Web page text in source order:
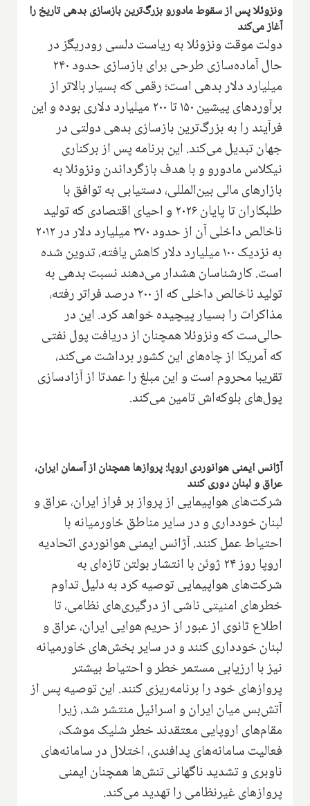
ونزوئلا پس از سقوط مادورو بزرگ‌ترین بازسازی بدهی تاریخ را
آغاز می‌کند
دولت موقت ونزوئلا به ریاست دلسی رودریگز در
حال آماده‌سازی طرحی برای بازسازی حدود ۲۴۰
میلیارد دلار بدهی است؛ رقمی که بسیار بالاتر از
برآوردهای پیشین ۱۵۰ تا ۲۰۰ میلیارد دلاری بوده و این
فرآیند را به بزرگ‌ترین بازسازی بدهی دولتی در
جهان تبدیل می‌کند. این برنامه پس از برکناری
نیکلاس مادورو و با هدف بازگرداندن ونزوئلا به
بازارهای مالی بین‌المللی، دستیابی به توافق با
طلبکاران تا پایان ۲۰۲۶ و احیای اقتصادی که تولید
ناخالص داخلی آن از حدود ۳۷۰ میلیارد دلار در ۲۰۱۲
به نزدیک ۱۰۰ میلیارد دلار کاهش یافته، تدوین شده
است. کارشناسان هشدار می‌دهند نسبت بدهی به
تولید ناخالص داخلی که از ۲۰۰ درصد فراتر رفته،
مذاکرات را بسیار پیچیده خواهد کرد. این در
حالی‌ست که ونزوئلا همچنان از دریافت پول نفتی
که آمریکا از چاه‌های این کشور برداشت می‌کند،
تقریبا محروم است و این مبلغ را عمدتا از آزادسازی
پول‌های بلوکه‌اش تامین می‌کند.
آژانس ایمنی هوانوردی اروپا: پروازها همچنان از آسمان ایران،
عراق و لبنان دوری کنند
شرکت‌های هواپیمایی از پرواز بر فراز ایران، عراق و
لبنان خودداری و در سایر مناطق خاورمیانه با
احتیاط عمل کنند. آژانس ایمنی هوانوردی اتحادیه
اروپا روز ۲۴ ژوئن با انتشار بولتن تازه‌ای به
شرکت‌های هواپیمایی توصیه کرد به دلیل تداوم
خطرهای امنیتی ناشی از درگیری‌های نظامی، تا
اطلاع ثانوی از عبور از حریم هوایی ایران، عراق و
لبنان خودداری کنند و در سایر بخش‌های خاورمیانه
نیز با ارزیابی مستمر خطر و احتیاط بیشتر
پروازهای خود را برنامه‌ریزی کنند. این توصیه پس از
آتش‌بس میان ایران و اسرائیل منتشر شد، زیرا
مقام‌های اروپایی معتقدند خطر شلیک موشک،
فعالیت سامانه‌های پدافندی، اختلال در سامانه‌های
ناوبری و تشدید ناگهانی تنش‌ها همچنان ایمنی
پروازهای غیرنظامی را تهدید می‌کند.